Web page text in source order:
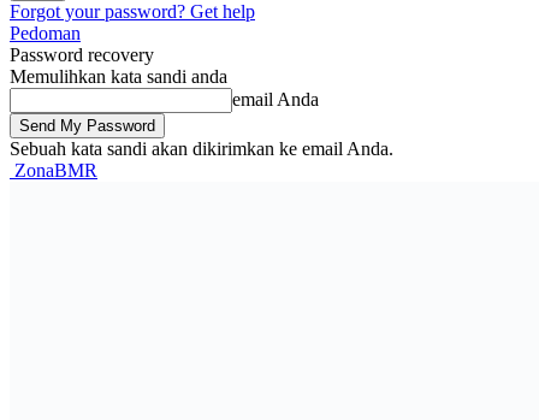
Forgot your password? Get help
Pedoman
Password recovery
Memulihkan kata sandi anda
email Anda
Sebuah kata sandi akan dikirimkan ke email Anda.
ZonaBMR